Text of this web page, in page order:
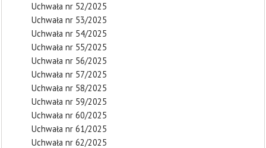
Uchwała nr 52/2025
Uchwała nr 53/2025
Uchwała nr 54/2025
Uchwała nr 55/2025
Uchwała nr 56/2025
Uchwała nr 57/2025
Uchwała nr 58/2025
Uchwała nr 59/2025
Uchwała nr 60/2025
Uchwała nr 61/2025
Uchwała nr 62/2025